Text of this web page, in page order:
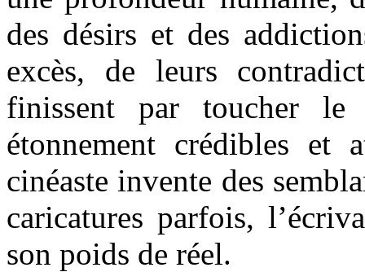
des désirs et des
excès, de leurs
finissent par toucher
étonnement crédibles et
cinéaste invente des
caricatures parfois,
son poids de réel.